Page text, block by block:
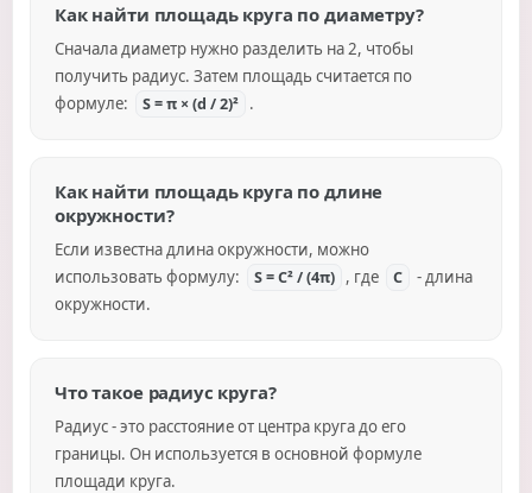
Как найти площадь круга по диаметру?
Сначала диаметр нужно разделить на 2, чтобы
получить радиус. Затем площадь считается по
формуле:
S = π × (d / 2)² .
Как найти площадь круга по длине
окружности?
Если известна длина окружности, можно
использовать формулу:
S = C² / (4π) , где C
- длина
окружности.
Что такое радиус круга?
Радиус - это расстояние от центра круга до его
границы. Он используется в основной формуле
площади круга.